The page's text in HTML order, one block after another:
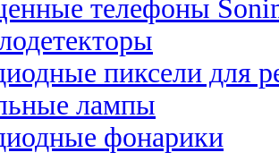
телефоны
пиксели для
лампы
фонарики